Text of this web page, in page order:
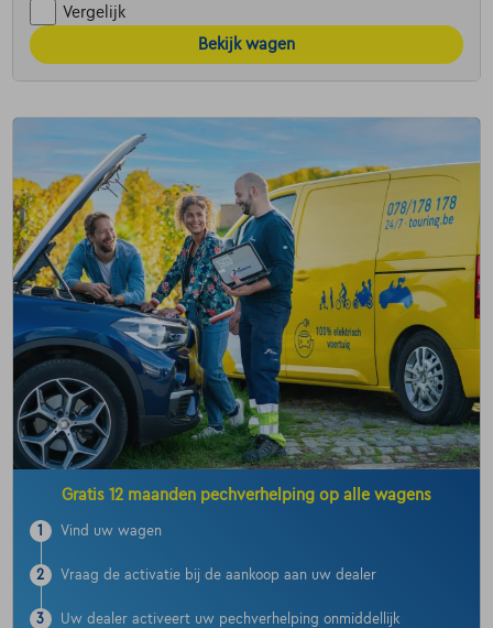
Vergelijk
Bekijk wagen
Gratis 12 maanden pechverhelping op alle wagens
1 Vind uw wagen
2 Vraag de activatie bij de aankoop aan uw dealer
3 Uw dealer activeert uw pechverhelping onmiddellijk